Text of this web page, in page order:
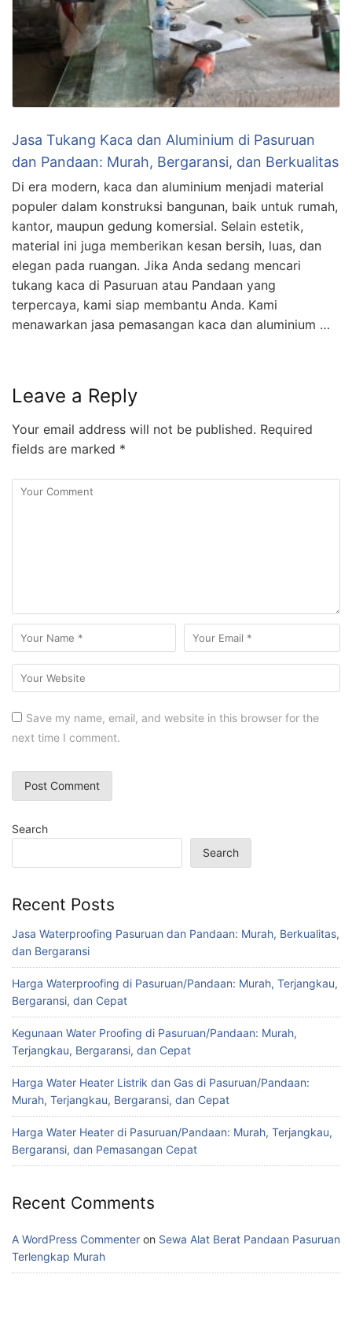
Jasa Tukang Kaca dan Aluminium di Pasuruan
dan Pandaan: Murah, Bergaransi, dan Berkualitas
Di era modern, kaca dan aluminium menjadi material
populer dalam konstruksi bangunan, baik untuk rumah,
kantor, maupun gedung komersial. Selain estetik,
material ini juga memberikan kesan bersih, luas, dan
elegan pada ruangan. Jika Anda sedang mencari
tukang kaca di Pasuruan atau Pandaan yang
terpercaya, kami siap membantu Anda. Kami
menawarkan jasa pemasangan kaca dan aluminium …
Leave a Reply
Your email address will not be published. Required
fields are marked *
Save my name, email, and website in this browser for the
next time I comment.
Search
Search
Recent Posts
Jasa Waterproofing Pasuruan dan Pandaan: Murah, Berkualitas,
dan Bergaransi
Harga Waterproofing di Pasuruan/Pandaan: Murah, Terjangkau,
Bergaransi, dan Cepat
Kegunaan Water Proofing di Pasuruan/Pandaan: Murah,
Terjangkau, Bergaransi, dan Cepat
Harga Water Heater Listrik dan Gas di Pasuruan/Pandaan:
Murah, Terjangkau, Bergaransi, dan Cepat
Harga Water Heater di Pasuruan/Pandaan: Murah, Terjangkau,
Bergaransi, dan Pemasangan Cepat
Recent Comments
A WordPress Commenter on Sewa Alat Berat Pandaan Pasuruan
Terlengkap Murah